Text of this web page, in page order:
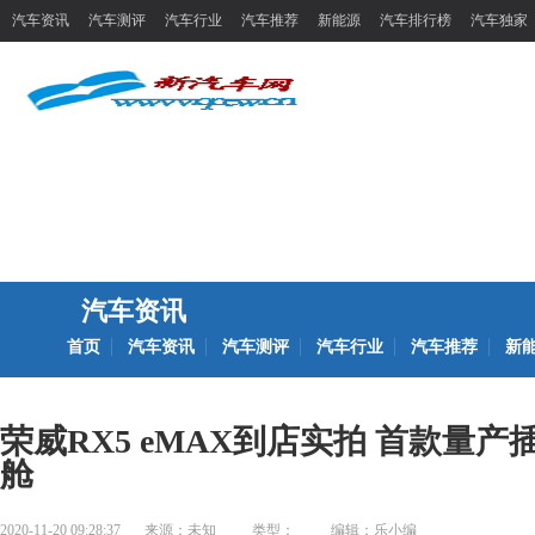
汽车资讯 汽车测评 汽车行业 汽车推荐 新能源 汽车排行榜 汽车独家
汽车资讯
首页 汽车资讯 汽车测评 汽车行业 汽车推荐 新
荣威RX5 eMAX到店实拍 首款量产
舱
2020-11-20 09:28:37 来源： 未知 类型： 编辑：乐小编